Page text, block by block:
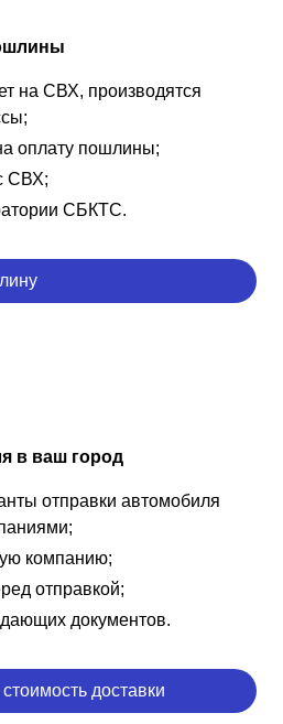
на СВХ, производятся
оплату пошлины;
СВХ;
СБКТС.
в ваш город
отправки автомобиля
компанию;
отправкой;
документов.
доставки